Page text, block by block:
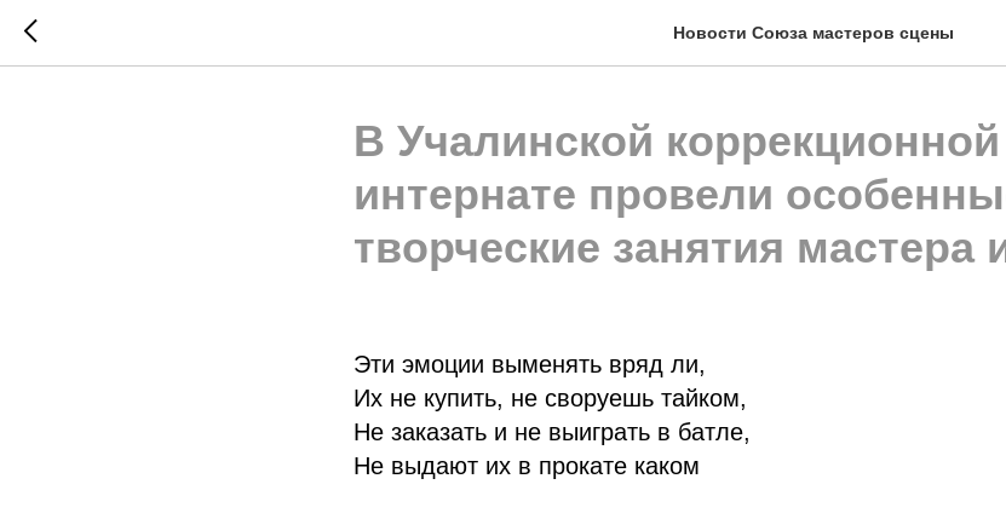
Новости Союза мастеров сцены
В Учалинской
интернате провели
творческие занятия мастера
Эти эмоции выменять вряд ли,
Их не купить, не своруешь тайком,
Не заказать и не выиграть в батле,
Не выдают их в прокате каком